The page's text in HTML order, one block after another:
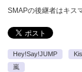
SMAPの後継者はキス
Hey!Say!JUMP
嵐